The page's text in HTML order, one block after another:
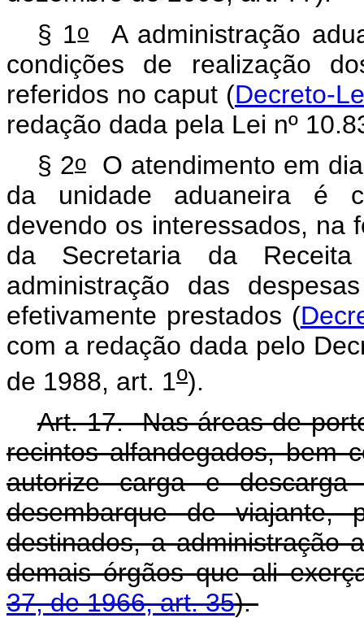
§ 1oA administração
condições de realização
referidos no caput (Decreto-
redação dada pela Lei nº
§ 2oO atendimento em
da unidade aduaneira é
devendo os interessados, na
da Secretaria da
administração das
efetivamente prestados (
com a redação dada pelo
de 1988, art. 1o).
Art. 17. Nas áreas de
recintos alfandegados, bem
autorize carga e
desembarque de
destinados, a administração
demais órgãos que ali
37, de 1966, art. 35).